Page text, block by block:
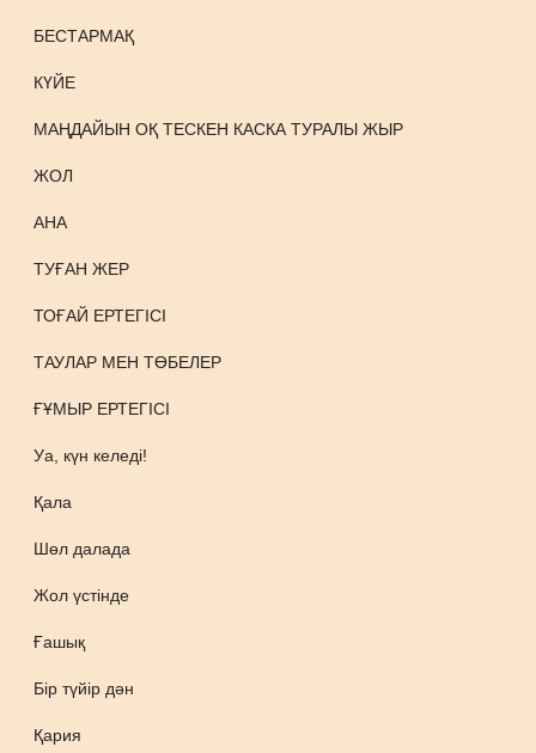
БЕСТАРМАҚ
КҮЙЕ
МАҢДАЙЫН ОҚ ТЕСКЕН КАСКА ТУРАЛЫ ЖЫР
ЖОЛ
АНА
ТУҒАН ЖЕР
ТОҒАЙ ЕРТЕГІСІ
ТАУЛАР МЕН ТӨБЕЛЕР
ҒҰМЫР ЕРТЕГІСІ
Уа, күн келеді!
Қала
Шөл далада
Жол үстінде
Ғашық
Бір түйір дән
Қария